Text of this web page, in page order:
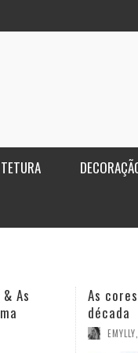
As
As
década
EMYLLY